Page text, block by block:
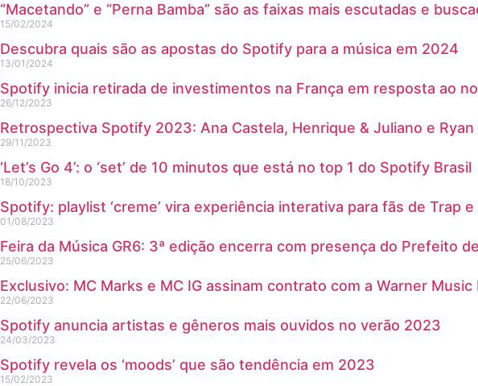
“Macetando” e “Perna Bamba” são as faixas mais escutadas e
15/02/2024
Descubra quais são as apostas do Spotify para a música em 2024
13/01/2024
Spotify inicia retirada de investimentos na França em resposta ao
26/12/2023
Retrospectiva Spotify 2023: Ana Castela, Henrique & Juliano e
29/11/2023
‘Let’s Go 4’: o ‘set’ de 10 minutos que está no top 1 do Spotify Brasil
18/10/2023
Spotify: playlist ‘creme’ vira experiência interativa para fãs de Trap e
01/08/2023
Feira da Música GR6: 3ª edição encerra com presença do Prefeito
25/06/2023
Exclusivo: MC Marks e MC IG assinam contrato com a Warner Music
22/06/2023
Spotify anuncia artistas e gêneros mais ouvidos no verão 2023
24/03/2023
Spotify revela os ‘moods’ que são tendência em 2023
15/02/2023